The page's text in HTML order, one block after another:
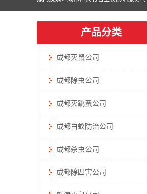
产品分类
成都灭鼠公司
成都除虫公司
成都灭跳蚤公司
成都白蚁防治公司
成都杀虫公司
成都除四害公司